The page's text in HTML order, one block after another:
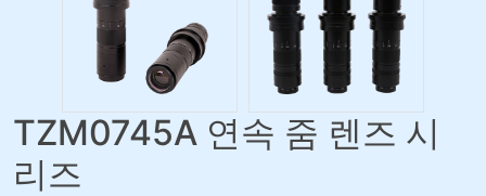
TZM0745A 연속 줌 렌즈 시
리즈